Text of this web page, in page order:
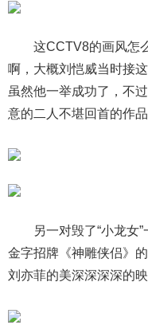
这CCTV8的画风怎
啊，大概刘恺威当时接
虽然他一举成功了，不
意的二人不堪回首的作品
另一对毁了“小龙女
金字招牌《神雕侠侣》
刘亦菲的美深深深深的